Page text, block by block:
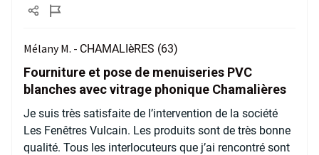
Mélany M. - CHAMALIèRES (63)
Fourniture et pose de menuiseries PVC
blanches avec vitrage phonique Chamalières
Je suis très satisfaite de l’intervention de la société
Les Fenêtres Vulcain. Les produits sont de très bonne
qualité. Tous les interlocuteurs que j’ai rencontré sont